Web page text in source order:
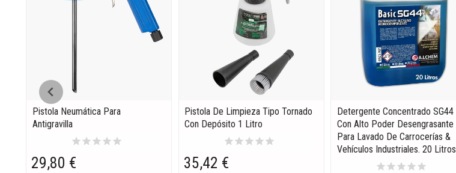
Pistola Neumática Para
Antigravilla
starstarstarstarstar
29,80 €
Pistola De Limpieza Tipo Tornado
Con Depósito 1 Litro
starstarstarstarstar
35,42 €
Detergente Concentrado SG44
Con Alto Poder Desengrasante
Para Lavado De Carrocerías &
Vehículos Industriales. 20 Litros
starstarstarstarstar